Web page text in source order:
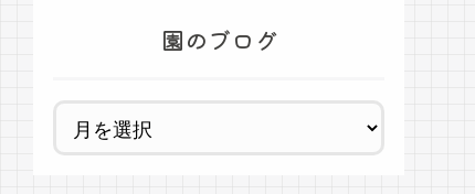
園のブログ